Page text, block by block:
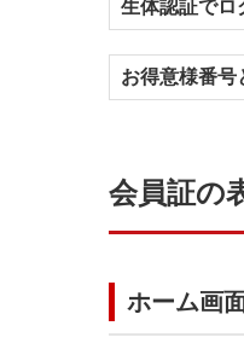
生体認証でロ
お得意様番号
会員証の
ホーム画